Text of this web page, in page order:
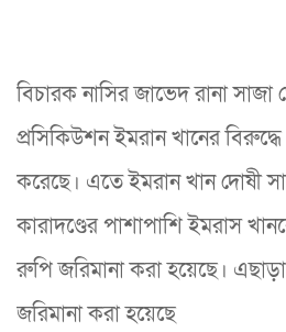
বিচারক নাসির জাভেদ রানা
প্রসিকিউশন ইমরান খানের
করেছে। এতে ইমরান খান দোষী
কারাদণ্ডের পাশাপাশি ইমরাস
রুপি জরিমানা করা হয়েছে।
জরিমানা করা হয়েছে